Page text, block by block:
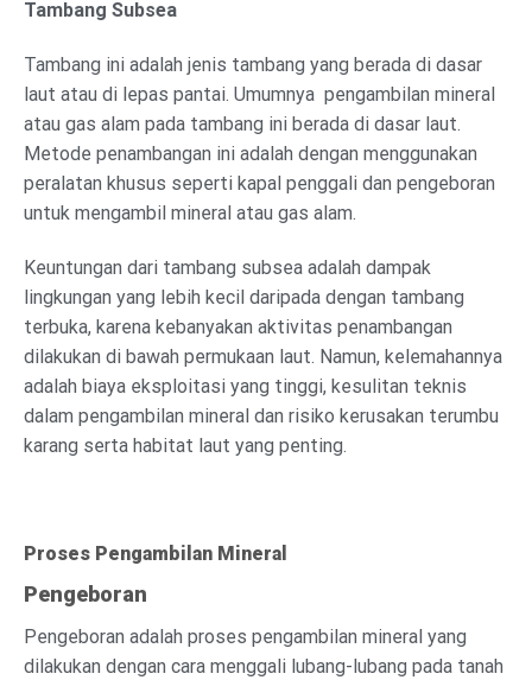
Tambang Subsea
Tambang ini adalah jenis tambang yang berada di dasar
laut atau di lepas pantai. Umumnya pengambilan mineral
atau gas alam pada tambang ini berada di dasar laut.
Metode penambangan ini adalah dengan menggunakan
peralatan khusus seperti kapal penggali dan pengeboran
untuk mengambil mineral atau gas alam.
Keuntungan dari tambang subsea adalah dampak
lingkungan yang lebih kecil daripada dengan tambang
terbuka, karena kebanyakan aktivitas penambangan
dilakukan di bawah permukaan laut. Namun, kelemahannya
adalah biaya eksploitasi yang tinggi, kesulitan teknis
dalam pengambilan mineral dan risiko kerusakan terumbu
karang serta habitat laut yang penting.
Proses Pengambilan Mineral
Pengeboran
Pengeboran adalah proses pengambilan mineral yang
dilakukan dengan cara menggali lubang-lubang pada tanah